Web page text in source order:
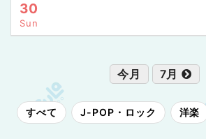
30
Sun
今月 7月
すべて J-POP・ロック 洋楽